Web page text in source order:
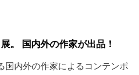
。 国内外の作家が出品！
国内外の作家によるコンテンポ